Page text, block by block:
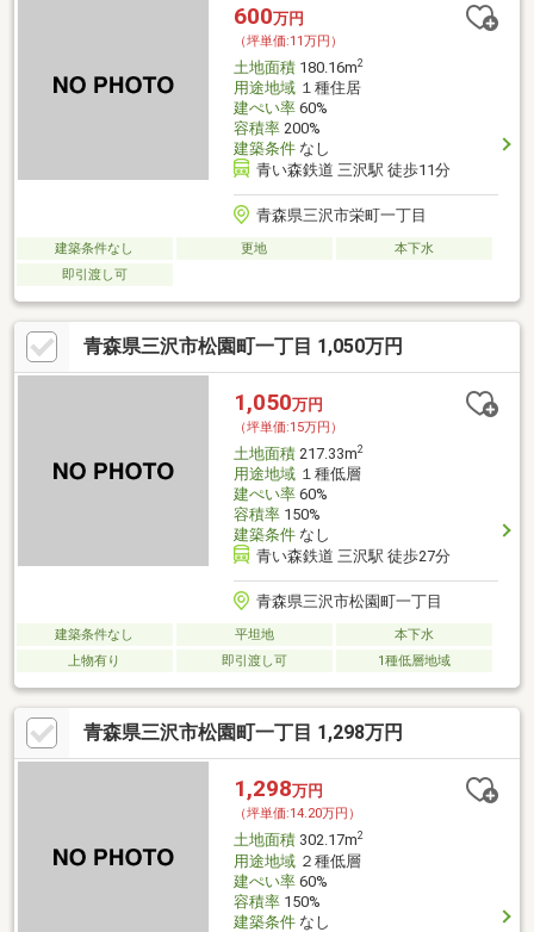
600万円
（坪単価:11万円）
土地面積180.16m2
用途地域１種住居
建ぺい率60%
容積率200%
建築条件なし
青い森鉄道 三沢駅 徒歩11分
青森県三沢市栄町一丁目
建築条件なし 更地
本下水
即引渡し可
青森県三沢市松園町一丁目 1,050万円
1,050万円
（坪単価:15万円）
土地面積217.33m2
用途地域１種低層
建ぺい率60%
容積率150%
建築条件なし
青い森鉄道 三沢駅 徒歩27分
青森県三沢市松園町一丁目
建築条件なし 平坦地
本下水
上物有り
即引渡し可 1種低層地域
青森県三沢市松園町一丁目 1,298万円
1,298万円
（坪単価:14.20万円）
土地面積302.17m2
用途地域２種低層
建ぺい率60%
容積率150%
建築条件なし